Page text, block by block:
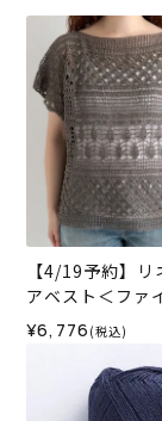
【4/19予約】リ
アベスト＜ファ
4NV＞（編み物
ト）
¥6,776 (税込)